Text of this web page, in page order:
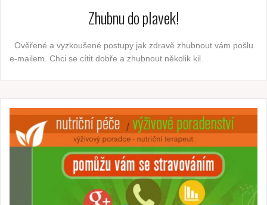
Zhubnu do plavek!
Ověřené a vyzkoušené postupy jak zdravě zhubnout vám pošlu
e-mailem. Chci se cítit dobře a zhubnout několik kil.